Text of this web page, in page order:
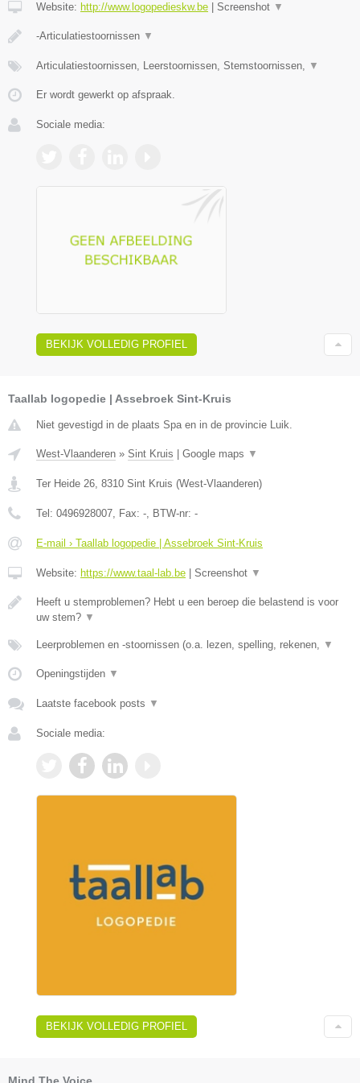
Website: http://www.logopedieskw.be Screenshot ▼
-Articulatiestoornissen ▼
Articulatiestoornissen, Leerstoornissen, Stemstoornissen, ▼
Er wordt gewerkt op afspraak.
Sociale media:
BEKIJK VOLLEDIG PROFIEL
Taallab logopedie | Assebroek Sint-Kruis
Niet gevestigd in de plaats Spa en in de provincie Luik.
West-Vlaanderen » Sint Kruis | Google maps ▼
Ter Heide 26 8310 Sint Kruis (West-Vlaanderen)
Tel: 0496928007 , Fax: - , BTW-nr: -
E-mail › Taallab logopedie | Assebroek Sint-Kruis
Website: https://www.taal-lab.be | Screenshot ▼
Heeft u stemproblemen? Hebt u een beroep die belastend is voor
uw stem? ▼
Leerproblemen en -stoornissen (o.a. lezen, spelling, rekenen, ▼
Openingstijden ▼
Laatste facebook posts ▼
Sociale media:
BEKIJK VOLLEDIG PROFIEL
Mind The Voice